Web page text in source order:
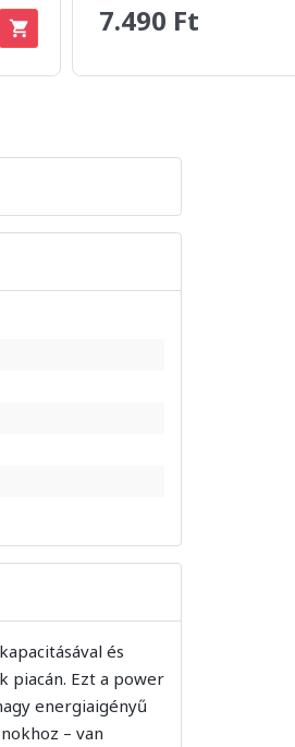
7.490 Ft
és
piacán. Ezt a power
energiaigényű
– van